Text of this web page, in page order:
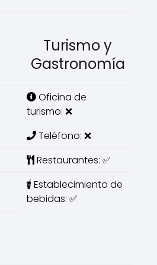
Turismo y
Gastronomía
Oficina de
turismo: ❌
Teléfono: ❌
Restaurantes: ✅
Establecimiento de
bebidas: ✅